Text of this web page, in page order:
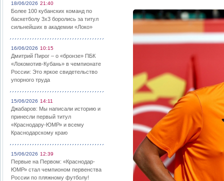
18/06/2026 21:40
Более 100 кубанских команд по
баскетболу 3х3 боролись за титул
сильнейших в академии «Локо»
16/06/2026 10:15
Дмитрий Пирог – о «бронзе» ПБК
«Локомотив-Кубань» в чемпионате
России: Это яркое свидетельство
упорного труда
15/06/2026 14:11
Джабаров: Мы написали историю и
принесли первый титул
«Краснодару-ЮМР» и всему
Краснодарскому краю
15/06/2026 12:39
Первые на Первом: «Краснодар-
ЮМР» стал чемпионом первенства
России по пляжному футболу!